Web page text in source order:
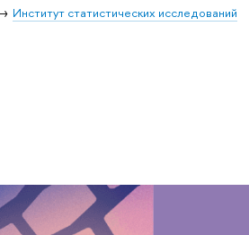
Институт статистических исследований